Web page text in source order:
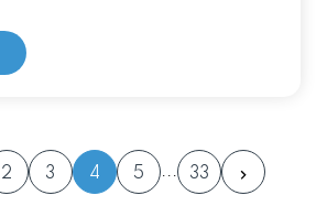
2 3 4 5 33